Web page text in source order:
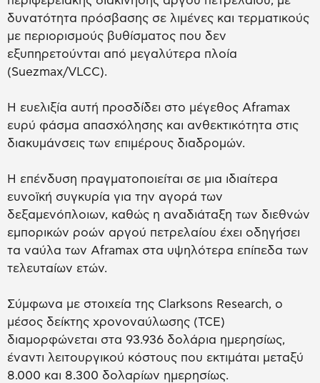
δυνατότητα πρόσβασης σε λιμένες και τερματικούς
με περιορισμούς βυθίσματος που δεν
εξυπηρετούνται από μεγαλύτερα πλοία
(Suezmax/VLCC).
Η ευελιξία αυτή προσδίδει στο μέγεθος Aframax
ευρύ φάσμα απασχόλησης και ανθεκτικότητα στις
διακυμάνσεις των επιμέρους διαδρομών.
Η επένδυση πραγματοποιείται σε μια ιδιαίτερα
ευνοϊκή συγκυρία για την αγορά των
δεξαμενόπλοιων, καθώς η αναδιάταξη των διεθνών
εμπορικών ροών αργού πετρελαίου έχει οδηγήσει
τα ναύλα των Aframax στα υψηλότερα επίπεδα των
τελευταίων ετών.
Σύμφωνα με στοιχεία της Clarksons Research, ο
μέσος δείκτης χρονοναύλωσης (TCE)
διαμορφώνεται στα 93.936 δολάρια ημερησίως,
έναντι λειτουργικού κόστους που εκτιμάται μεταξύ
8.000 και 8.300 δολαρίων ημερησίως.